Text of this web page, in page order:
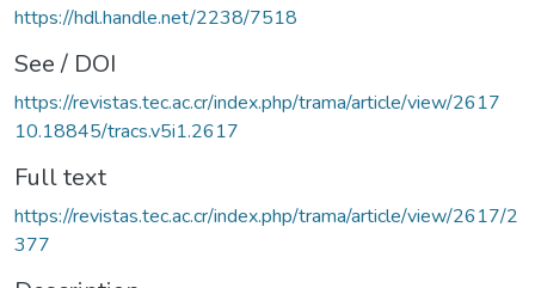
https://hdl.handle.net/2238/7518
See / DOI
https://revistas.tec.ac.cr/index.php/trama/article/view/2617
10.18845/tracs.v5i1.2617
Full text
https://revistas.tec.ac.cr/index.php/trama/article/view/2617/2
377